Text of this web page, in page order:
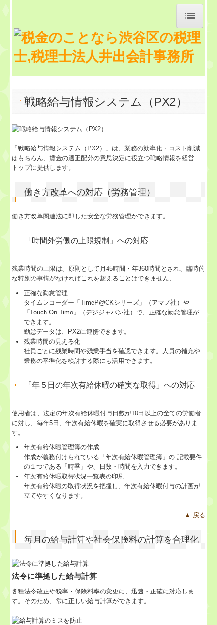
トップページ
経営革新等支援機関とは
お知らせ
事務所紹介
交通案内
業務案内
料金について
リンク集
お問合せ
病院・診療所の皆様へ
戦略財務情報システム
継続MASシステム
戦略販売・購買情報システム
戦略給与情報システム
経営者の皆さんへ
マイナンバーQ&A特集
戦略給与情報システム（PX2）
「戦略給与情報システム（PX2）」は、業務の効率化・コスト削減
はもちろん、賃金の適正配分の意思決定に役立つ戦略情報を経営
トップに提供します。
働き方改革への対応（労務管理）
働き方改革関連法に即した安全な労務管理ができます。
「時間外労働の上限規制」への対応
残業時間の上限は、原則として月45時間・年360時間とされ、臨時的
な特別の事情がなければこれを超えることはできません。
正確な勤怠管理
タイムレコーダー「TimeP@CKシリーズ」（アマノ社）や
「Touch On Time」（デジジャパン社）で、正確な勤怠管理が
できます。
勤怠データは、PX2に連携できます。
残業時間の見える化
社員ごとに残業時間や残業手当を確認できます。人員の補充や
業務の平準化を検討する際にも活用できます。
「年５日の年次有給休暇の確実な取得」への対応
使用者は、法定の年次有給休暇付与日数が10日以上の全ての労働者
に対し、毎年5日、年次有給休暇を確実に取得させる必要がありま
す。
年次有給休暇管理簿の作成
作成が義務付けられている「年次有給休暇管理簿」の 記載要件
の１つである「時季」や、日数・時間を入力できます。
年次有給休暇取得状況一覧表の印刷
年次有給休暇の取得状況を把握し、年次有給休暇付与の計画が
立てやすくなります。
▲ 戻る
毎月の給与計算や社会保険料の計算を合理化
法令に準拠した給与計算
各種法令改正や税率・保険料率の変更に、迅速・正確に対応しま
す。そのため、常に正しい給与計算ができます。